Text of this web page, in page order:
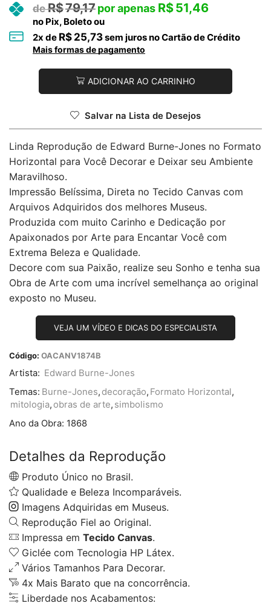
R$79,17 R$51,46
no Pix, Boleto ou
2x de R$ 25,73sem juros no Cartão de Crédito
Mais formas de pagamento
ADICIONAR AO CARRINHO
Salvar na Lista de Desejos
Linda Reprodução de Edward Burne-Jones no Formato
Horizontal para Você Decorar e Deixar seu Ambiente
Maravilhoso.
Impressão Belíssima, Direta no Tecido Canvas com
Arquivos Adquiridos dos melhores Museus.
Produzida com muito Carinho e Dedicação por
Apaixonados por Arte para Encantar Você com
Extrema Beleza e Qualidade.
Decore com sua Paixão, realize seu Sonho e tenha sua
Obra de Arte com uma incrível semelhança ao original
exposto no Museu.
VEJA UM VÍDEO E DICAS DO ESPECIALISTA
Código: OACANV1874B
Artista: Edward Burne-Jones
Temas: Burne-Jones, decoração, Formato Horizontal,
mitologia, obras de arte, simbolismo
Ano da Obra: 1868
Detalhes da Reprodução
Produto Único no Brasil.
Qualidade e Beleza Incomparáveis.
Imagens Adquiridas em Museus.
Reprodução Fiel ao Original.
Impressa em Tecido Canvas.
Giclée com Tecnologia HP Látex.
Vários Tamanhos Para Decorar.
4x Mais Barato que na concorrência.
Liberdade nos Acabamentos: